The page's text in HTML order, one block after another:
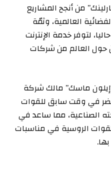
من أنجح المشاريع
العالمية، وثمّة
حاليا، لتوفر خدمة الإنترنت
حول العالم من شركات
ماسك” مالك شركة
في وقت سابق للقوات
الصناعية، مما ساعد في
الروسية في مناسبات